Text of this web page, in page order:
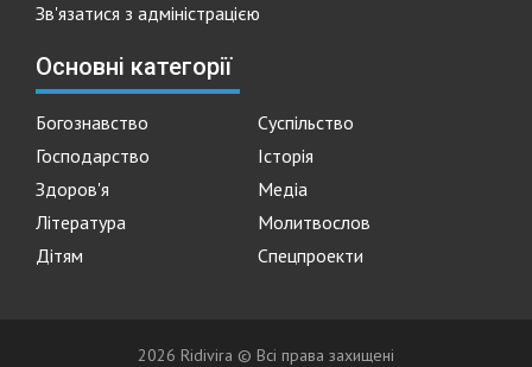
Зв'язатися з адміністрацією
Основні категорії
Богознавство
Суспільство
Господарство
Історія
Здоров'я
Медіа
Література
Молитвослов
Дітям
Спецпроекти
2026 Ridivira © Всі права захищені